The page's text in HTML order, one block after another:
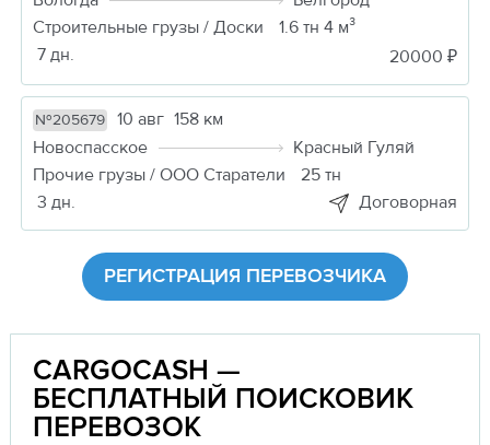
Строительные грузы / Доски
1.6 тн 4 м³
7 дн.
20000 ₽
№205679 10 авг 158 км
Новоспасское
Красный Гуляй
Прочие грузы / ООО Старатели
25 тн
3 дн.
Договорная
РЕГИСТРАЦИЯ ПЕРЕВОЗЧИКА
CARGOCASH —
БЕСПЛАТНЫЙ ПОИСКОВИК
ПЕРЕВОЗОК